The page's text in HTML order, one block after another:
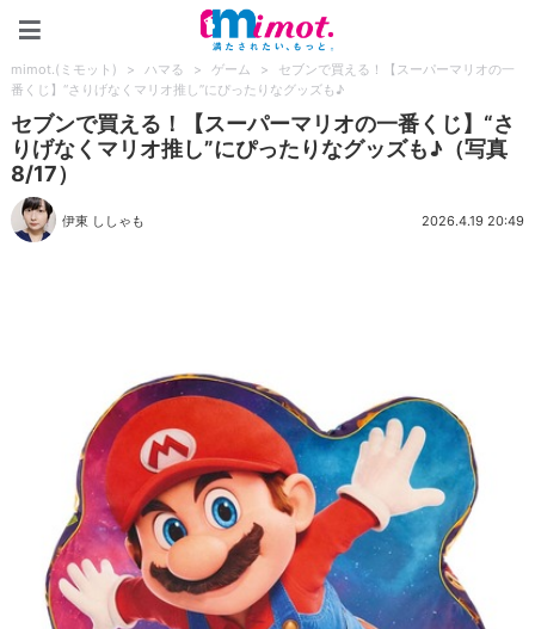
mimot.(ミモット) > ハマる > ゲーム >
セブンで買える！【スーパーマリオの一
番くじ】“さりげなくマリオ推し”にぴったりなグッズも♪
セブンで買える！【スーパーマリオの一番くじ】“さ
りげなくマリオ推し”にぴったりなグッズも♪（写真
8/17）
伊東 ししゃも 2026.4.19 20:49